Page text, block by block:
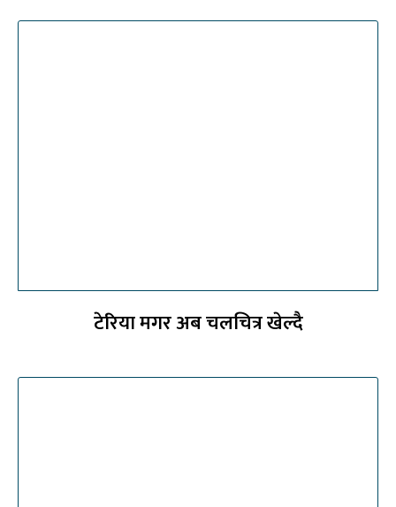
टेरिया मगर अब चलचित्र खेल्दै